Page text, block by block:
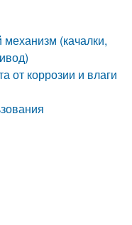
(качалки,
от коррозии и влаги